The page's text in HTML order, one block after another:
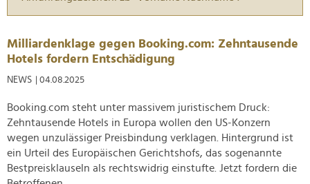
Milliardenklage gegen Booking.com: Zehntausende
Hotels fordern Entschädigung
NEWS | 04.08.2025
Booking.com steht unter massivem juristischem Druck:
Zehntausende Hotels in Europa wollen den US-Konzern
wegen unzulässiger Preisbindung verklagen. Hintergrund ist
ein Urteil des Europäischen Gerichtshofs, das sogenannte
Bestpreisklauseln als rechtswidrig einstufte. Jetzt fordern die